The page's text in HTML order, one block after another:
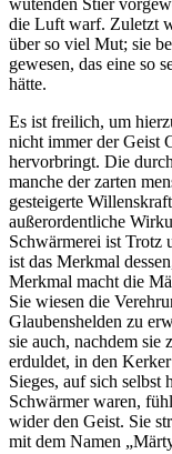
die Luft warf. Zuletzt
über so viel Mut; sie
gewesen, das eine so
hätte.
Es ist freilich, um
nicht immer der Geist
hervorbringt. Die
manche der zarten
gesteigerte
außerordentliche
Schwärmerei ist Trotz
ist das Merkmal
Merkmal macht die
Sie wiesen die
Glaubenshelden zu
sie auch, nachdem sie
erduldet, in den
Sieges, auf sich selbst
Schwärmer waren,
wider den Geist. Sie
mit dem Namen